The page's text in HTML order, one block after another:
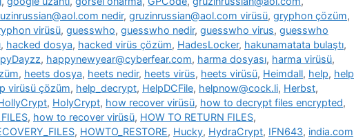
nedir, gruzinrussian@aol.com virüsü, gryphon çözüm,
virüsü, guesswho, guesswho nedir, guesswho virus, guesswho
, hacked dosya, hacked virüs çözüm, HadesLocker, hakunamatata bulaştı,
, happynewyear@cyberfear.com, harma dosyası, harma virüsü,
, heets dosya, heets nedir, heets virüs, heets virüsü, Heimdall, help, help
virüsü çözüm, help_decrypt, HelpDCFile, helpnow@cock.li, Herbst,
, HolyCrypt, how recover virüsü, how to decrypt files encrypted,
, how to recover virüsü, HOW TO RETURN FILES,
, HOWTO_RESTORE, Hucky, HydraCrypt, IFN643, india.com